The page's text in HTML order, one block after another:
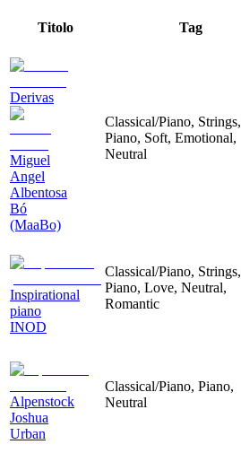
Titolo Tag
Derivas
Miguel
Angel
Albentosa
Bó
(MaaBo)
Classical/Piano, Strings,
Piano, Soft, Emotional,
Neutral
Inspirational
piano
INOD
Classical/Piano, Strings,
Piano, Love, Neutral,
Romantic
Alpenstock
Joshua
Urban
Classical/Piano, Piano,
Neutral